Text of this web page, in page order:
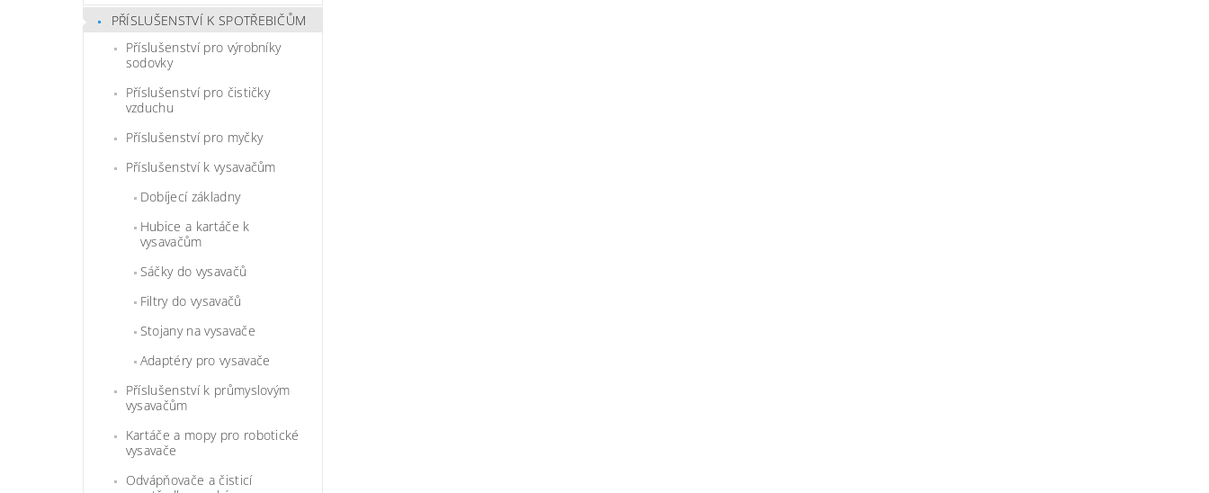
PŘÍSLUŠENSTVÍ K SPOTŘEBIČŮM
Příslušenství pro výrobníky
sodovky
Příslušenství pro čističky
vzduchu
Příslušenství pro myčky
Příslušenství k vysavačům
Dobíjecí základny
Hubice a kartáče k
vysavačům
Sáčky do vysavačů
Filtry do vysavačů
Stojany na vysavače
Adaptéry pro vysavače
Příslušenství k průmyslovým
vysavačům
Kartáče a mopy pro robotické
vysavače
Odvápňovače a čisticí